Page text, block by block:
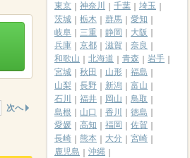
次へ
東京
神奈川 千葉
埼玉
茨城
栃木 群馬
愛知
岐阜
三重 静岡
大阪
兵庫
京都 滋賀
奈良
和歌山
北海道 青森
岩手
宮城
秋田 山形
福島
山梨
長野 新潟
富山
石川
福井 岡山
鳥取
島根
山口 香川
徳島
愛媛
高知 福岡
佐賀
長崎
熊本 大分
宮崎
鹿児島
沖縄